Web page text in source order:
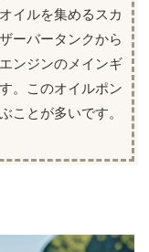
イルを集めるスカ
ーバータンクから
ンジンのメインギ
。このオイルポン
ことが多いです。